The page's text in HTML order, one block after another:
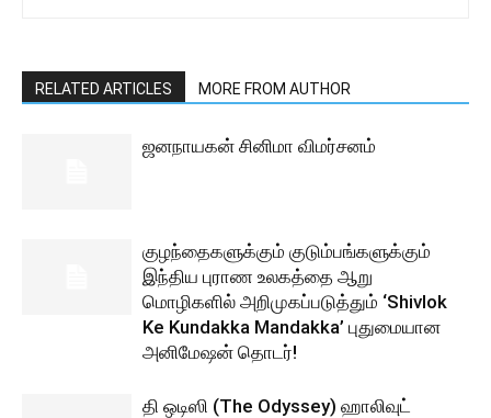
RELATED ARTICLES MORE FROM AUTHOR
ஜனநாயகன் சினிமா விமர்சனம்
குழந்தைகளுக்கும் குடும்பங்களுக்கும்
இந்திய புராண உலகத்தை ஆறு
மொழிகளில் அறிமுகப்படுத்தும் ‘Shivlok
Ke Kundakka Mandakka’ புதுமையான
அனிமேஷன் தொடர்!
தி ஒடிஸி (The Odyssey) ஹாலிவுட்